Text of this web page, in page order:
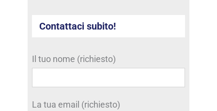
Contattaci subito!
Il tuo nome (richiesto)
La tua email (richiesto)